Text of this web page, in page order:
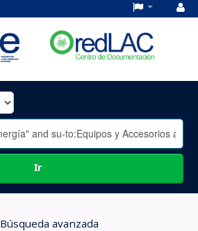
Ir
Búsqueda avanzada